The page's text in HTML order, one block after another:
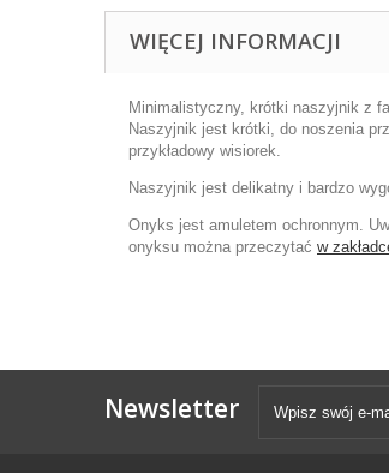
WIĘCEJ INFORMACJI
Minimalistyczny, krótki naszyjnik z
Naszyjnik jest krótki, do noszenia
przykładowy wisiorek.
Naszyjnik jest delikatny i bardzo
Onyks jest amuletem ochronnym.
onyksu można przeczytać w
Newsletter